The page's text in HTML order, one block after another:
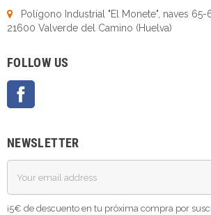
Polígono Industrial "El Monete", naves 65-
21600 Valverde del Camino (Huelva)
FOLLOW US
NEWSLETTER
¡5€ de descuento en tu próxima compra por